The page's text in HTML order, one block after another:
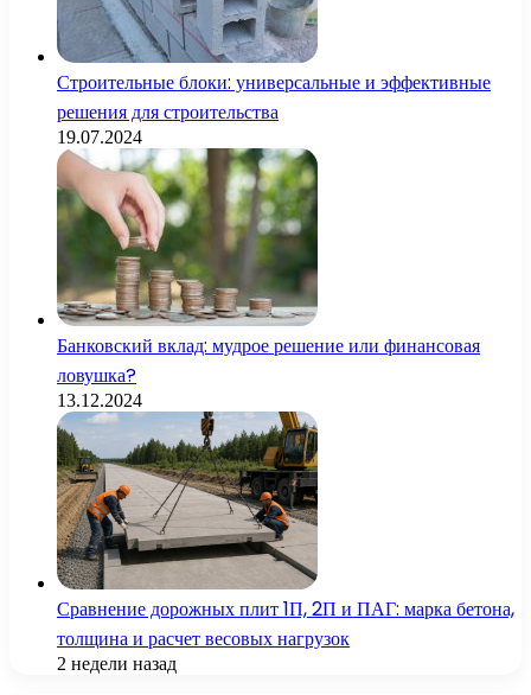
Строительные блоки: универсальные и эффективные
решения для строительства
19.07.2024
Банковский вклад: мудрое решение или финансовая
ловушка?
13.12.2024
Сравнение дорожных плит 1П, 2П и ПАГ: марка бетона,
толщина и расчет весовых нагрузок
2 недели назад